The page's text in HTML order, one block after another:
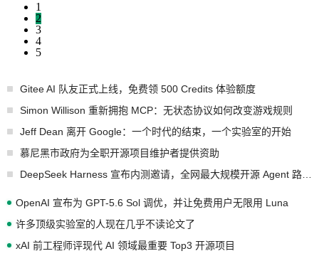
1
2
3
4
5
Gitee AI 队友正式上线，免费领 500 Credits 体验额度
Simon Willison 重新拥抱 MCP：无状态协议如何改变游戏规则
Jeff Dean 离开 Google：一个时代的结束，一个实验室的开始
慕尼黑市政府为全职开源项目维护者提供资助
OpenAI 宣布为 GPT-5.6 Sol 调优，并让免费用户无限用 Luna
许多顶级实验室的人现在几乎不读论文了
xAI 前工程师评现代 AI 领域最重要 Top3 开源项目